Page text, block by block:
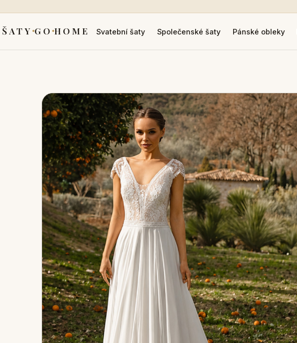
ŠATY GOHOME Svatební šaty Společenské šaty Pánské obleky